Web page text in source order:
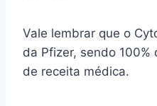
Vale lembrar que o
da Pfizer, sendo 100%
de receita médica.